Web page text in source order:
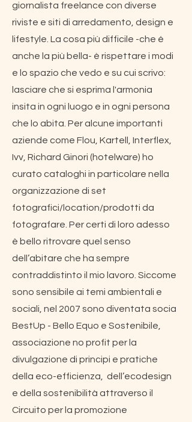
giornalista freelance con diverse
riviste e siti di arredamento, design e
lifestyle. La cosa più difficile -che é
anche la più bella- è rispettare i modi
e lo spazio che vedo e su cui scrivo:
lasciare che si esprima l'armonia
insita in ogni luogo e in ogni persona
che lo abita. Per alcune importanti
aziende come Flou, Kartell, Interflex,
Ivv, Richard Ginori (hotelware) ho
curato cataloghi in particolare nella
organizzazione di set
fotografici/location/prodotti da
fotografare. Per certi di loro adesso
è bello ritrovare quel senso
dell’abitare che ha sempre
contraddistinto il mio lavoro. Siccome
sono sensibile ai temi ambientali e
sociali, nel 2007 sono diventata socia
BestUp - Bello Equo e Sostenibile,
associazione no profit per la
divulgazione di principi e pratiche
della eco-efficienza, dell’ecodesign
e della sostenibilità attraverso il
Circuito per la promozione